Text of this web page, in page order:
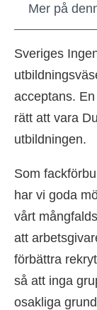
Mer på
Sveriges
acceptans.
rätt att vara
utbildningen.
Som
har vi goda
vårt
att
förbättra
så att inga
osakliga